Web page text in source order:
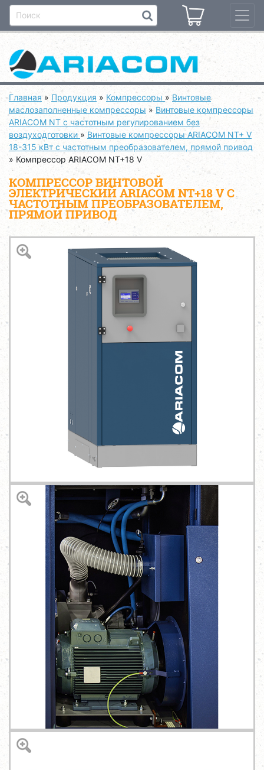
Главная » Продукция » Компрессоры » Винтовые
маслозаполненные компрессоры » Винтовые компрессоры
ARIACOM NT с частотным регулированием без
воздуходготовки » Винтовые компрессоры ARIACOM NT+ V
18-315 кВт с частотным преобразователем, прямой привод
» Компрессор ARIACOM NT+18 V
КОМПРЕССОР ВИНТОВОЙ
ЭЛЕКТРИЧЕСКИЙ ARIACOM NT+18 V С
ЧАСТОТНЫМ ПРЕОБРАЗОВАТЕЛЕМ,
ПРЯМОЙ ПРИВОД